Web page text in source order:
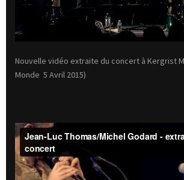
Nouvelle vidéo extraite du concert à Kergrist
Monde 5 Avril 2015)